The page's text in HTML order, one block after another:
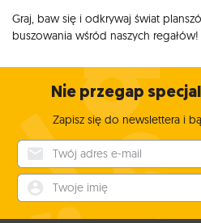
Graj, baw się i odkrywaj świat
buszowania wśród naszych regałów!
Nie przegap
Zapisz się do newslettera i